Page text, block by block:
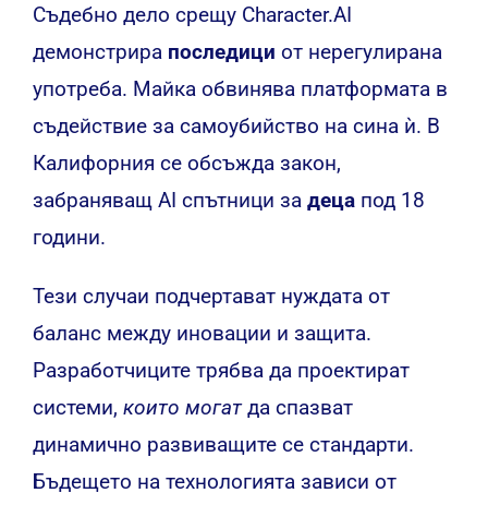
Съдебно дело срещу Character.AI
демонстрира последици от нерегулирана
употреба. Майка обвинява платформата в
съдействие за самоубийство на сина ѝ. В
Калифорния се обсъжда закон,
забраняващ AI спътници за деца под 18
години.
Тези случаи подчертават нуждата от
баланс между иновации и защита.
Разработчиците трябва да проектират
системи, които могатда спазват
динамично развиващите се стандарти.
Бъдещето на технологията зависи от